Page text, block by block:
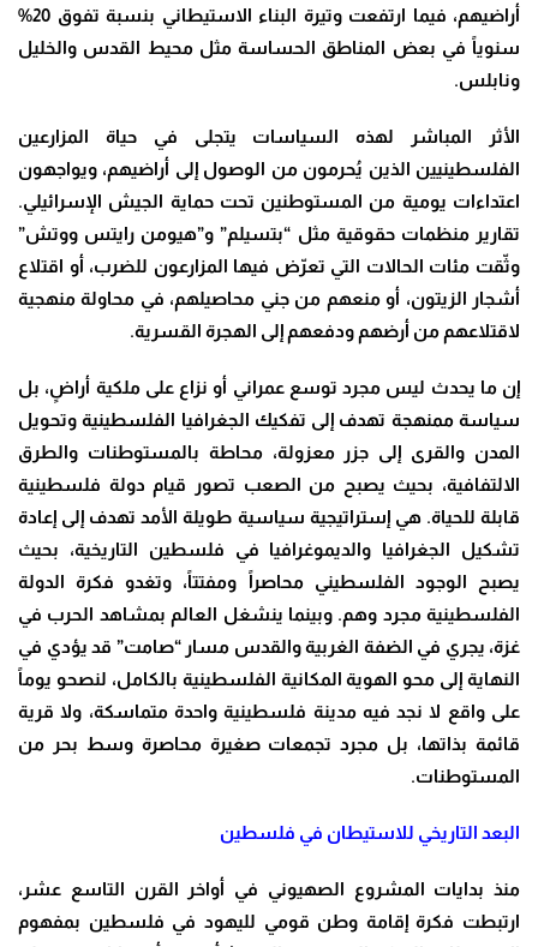
أراضيهم، فيما ارتفعت وتيرة البناء الاستيطاني بنسبة تفوق 20%
سنوياً في بعض المناطق الحساسة مثل محيط القدس والخليل
ونابلس.
الأثر المباشر لهذه السياسات يتجلى في حياة المزارعين
الفلسطينيين الذين يُحرمون من الوصول إلى أراضيهم، ويواجهون
اعتداءات يومية من المستوطنين تحت حماية الجيش الإسرائيلي.
تقارير منظمات حقوقية مثل “بتسيلم” و”هيومن رايتس ووتش”
وثّقت مئات الحالات التي تعرّض فيها المزارعون للضرب، أو اقتلاع
أشجار الزيتون، أو منعهم من جني محاصيلهم، في محاولة منهجية
لاقتلاعهم من أرضهم ودفعهم إلى الهجرة القسرية.
إن ما يحدث ليس مجرد توسع عمراني أو نزاع على ملكية أراضٍ، بل
سياسة ممنهجة تهدف إلى تفكيك الجغرافيا الفلسطينية وتحويل
المدن والقرى إلى جزر معزولة، محاطة بالمستوطنات والطرق
الالتفافية، بحيث يصبح من الصعب تصور قيام دولة فلسطينية
قابلة للحياة. هي إستراتيجية سياسية طويلة الأمد تهدف إلى إعادة
تشكيل الجغرافيا والديموغرافيا في فلسطين التاريخية، بحيث
يصبح الوجود الفلسطيني محاصراً ومفتتاً، وتغدو فكرة الدولة
الفلسطينية مجرد وهم. وبينما ينشغل العالم بمشاهد الحرب في
غزة، يجري في الضفة الغربية والقدس مسار “صامت” قد يؤدي في
النهاية إلى محو الهوية المكانية الفلسطينية بالكامل، لنصحو يوماً
على واقع لا نجد فيه مدينة فلسطينية واحدة متماسكة، ولا قرية
قائمة بذاتها، بل مجرد تجمعات صغيرة محاصرة وسط بحر من
المستوطنات.
البعد التاريخي للاستيطان في فلسطين
منذ بدايات المشروع الصهيوني في أواخر القرن التاسع عشر،
ارتبطت فكرة إقامة وطن قومي لليهود في فلسطين بمفهوم